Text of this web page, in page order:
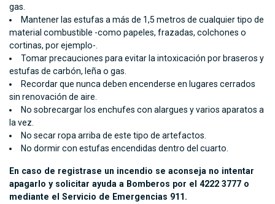
gas.
Mantener las estufas a más de 1,5 metros de cualquier tipo de
material combustible -como papeles, frazadas, colchones o
cortinas, por ejemplo-.
Tomar precauciones para evitar la intoxicación por braseros y
estufas de carbón, leña o gas.
Recordar que nunca deben encenderse en lugares cerrados
sin renovación de aire.
No sobrecargar los enchufes con alargues y varios aparatos a
la vez.
No secar ropa arriba de este tipo de artefactos.
No dormir con estufas encendidas dentro del cuarto.
En caso de registrase un incendio se aconseja no intentar
apagarlo y solicitar ayuda a Bomberos por el 4222 3777 o
mediante el Servicio de Emergencias 911.